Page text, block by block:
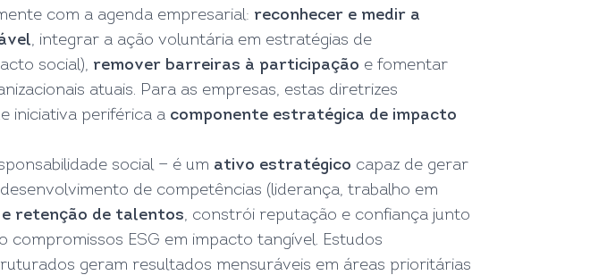
com a agenda empresarial: reconhecer e medir a
, integrar a ação voluntária em estratégias de
social), remover barreiras à participação e fomentar
atuais. Para as empresas, estas diretrizes
iniciativa periférica a componente estratégica de impacto
social — é um ativo estratégico capaz de gerar
de competências (liderança, trabalho em
retenção de talentos, constrói reputação e confiança junto
ESG em impacto tangível. Estudos
geram resultados mensuráveis em áreas prioritárias